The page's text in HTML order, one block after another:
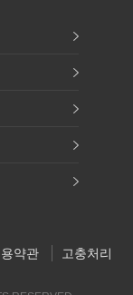
약관
고충처리